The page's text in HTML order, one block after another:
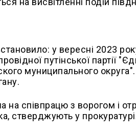
у вересні 2023
путінської партії
муниципального
на співпрацю з ворогом і
стверджують у